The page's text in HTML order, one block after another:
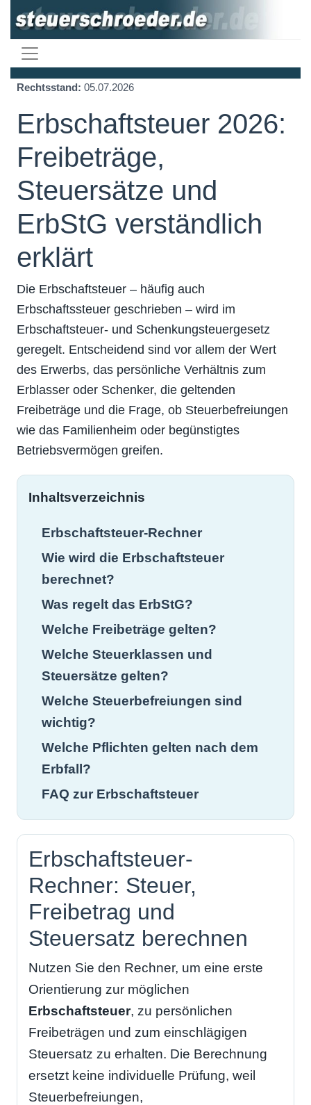
Rechtsstand: 05.07.2026
Erbschaftsteuer 2026:
Freibeträge,
Steuersätze und
ErbStG verständlich
erklärt
Die Erbschaftsteuer – häufig auch
Erbschaftssteuer geschrieben – wird im
Erbschaftsteuer- und Schenkungsteuergesetz
geregelt. Entscheidend sind vor allem der Wert
des Erwerbs, das persönliche Verhältnis zum
Erblasser oder Schenker, die geltenden
Freibeträge und die Frage, ob Steuerbefreiungen
wie das Familienheim oder begünstigtes
Betriebsvermögen greifen.
Inhaltsverzeichnis
Erbschaftsteuer-Rechner
Wie wird die Erbschaftsteuer
berechnet?
Was regelt das ErbStG?
Welche Freibeträge gelten?
Welche Steuerklassen und
Steuersätze gelten?
Welche Steuerbefreiungen sind
wichtig?
Welche Pflichten gelten nach dem
Erbfall?
FAQ zur Erbschaftsteuer
Erbschaftsteuer-
Rechner: Steuer,
Freibetrag und
Steuersatz berechnen
Nutzen Sie den Rechner, um eine erste
Orientierung zur möglichen
Erbschaftsteuer, zu persönlichen
Freibeträgen und zum einschlägigen
Steuersatz zu erhalten. Die Berechnung
ersetzt keine individuelle Prüfung, weil
Steuerbefreiungen,